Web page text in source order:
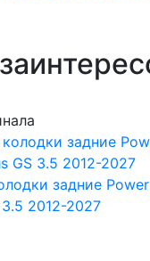
задние
2012-2027